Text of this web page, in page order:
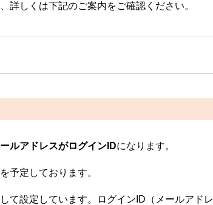
詳しくは下記のご案内をご確認ください。
ルアドレスがログインIDになります。
予定しております。
て設定しています。ログインID（メールアドレ